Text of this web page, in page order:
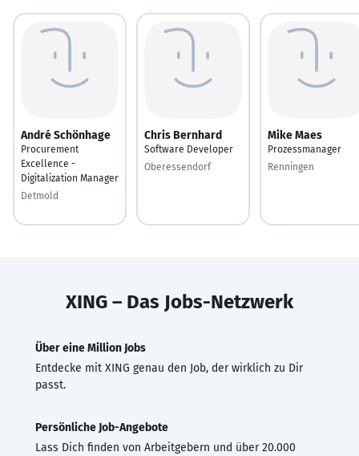
André Schönhage
Procurement
Excellence -
Digitalization Manager
Detmold
Chris Bernhard
Software Developer
Oberessendorf
Mike Maes
Prozessmanager
Renningen
XING – Das Jobs-Netzwerk
Über eine Million Jobs
Entdecke mit XING genau den Job, der wirklich zu Dir
passt.
Persönliche Job-Angebote
Lass Dich finden von Arbeitgebern und über 20.000